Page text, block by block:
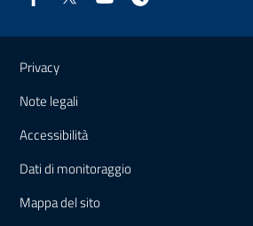
Link e informazioni utili
Privacy
Note legali
Accessibilità
Dati di monitoraggio
Mappa del sito